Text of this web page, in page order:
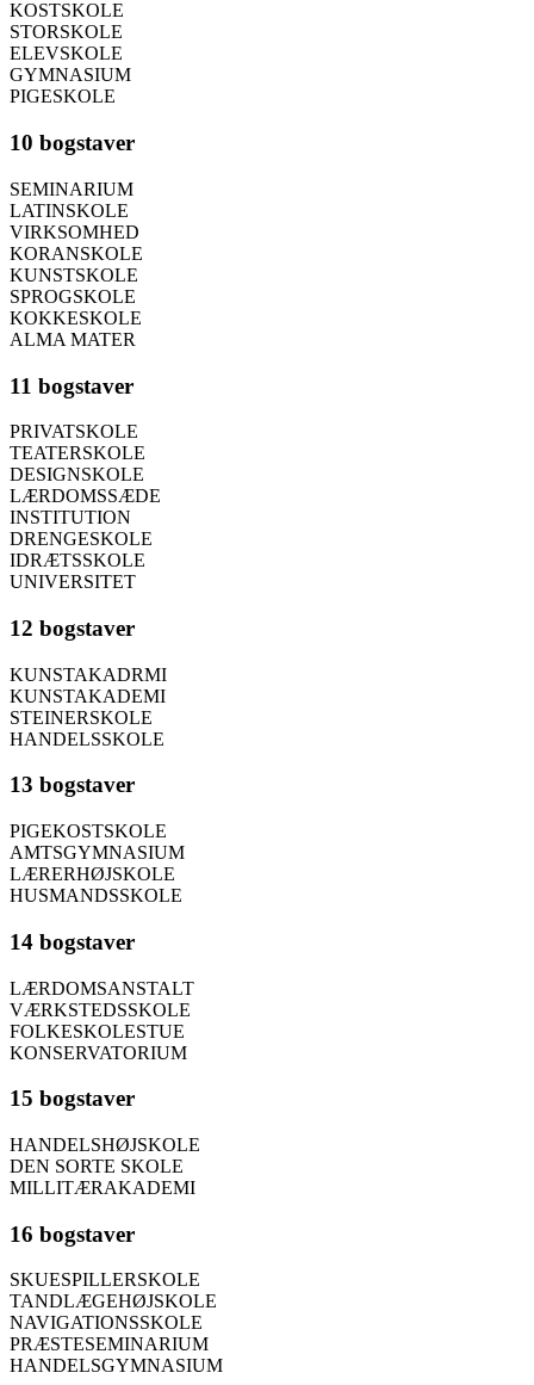
KOSTSKOLE
STORSKOLE
ELEVSKOLE
GYMNASIUM
PIGESKOLE
10 bogstaver
SEMINARIUM
LATINSKOLE
VIRKSOMHED
KORANSKOLE
KUNSTSKOLE
SPROGSKOLE
KOKKESKOLE
ALMA MATER
11 bogstaver
PRIVATSKOLE
TEATERSKOLE
DESIGNSKOLE
LÆRDOMSSÆDE
INSTITUTION
DRENGESKOLE
IDRÆTSSKOLE
UNIVERSITET
12 bogstaver
KUNSTAKADRMI
KUNSTAKADEMI
STEINERSKOLE
HANDELSSKOLE
13 bogstaver
PIGEKOSTSKOLE
AMTSGYMNASIUM
LÆRERHØJSKOLE
HUSMANDSSKOLE
14 bogstaver
LÆRDOMSANSTALT
VÆRKSTEDSSKOLE
FOLKESKOLESTUE
KONSERVATORIUM
15 bogstaver
HANDELSHØJSKOLE
DEN SORTE SKOLE
MILLITÆRAKADEMI
16 bogstaver
SKUESPILLERSKOLE
TANDLÆGEHØJSKOLE
NAVIGATIONSSKOLE
PRÆSTESEMINARIUM
HANDELSGYMNASIUM